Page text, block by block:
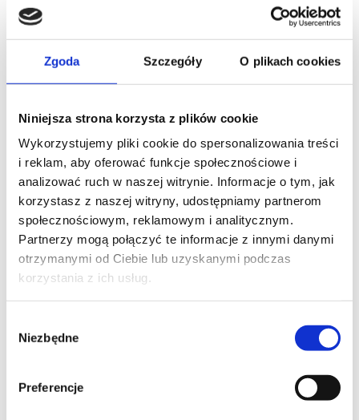
Zgoda Szczegóły O plikach cookies
Niniejsza strona korzysta z plików cookie
Wykorzystujemy pliki cookie do spersonalizowania treści
i reklam, aby oferować funkcje społecznościowe i
analizować ruch w naszej witrynie. Informacje o tym, jak
korzystasz z naszej witryny, udostępniamy partnerom
społecznościowym, reklamowym i analitycznym.
Partnerzy mogą połączyć te informacje z innymi danymi
otrzymanymi od Ciebie lub uzyskanymi podczas
korzystania z ich usług.
zgody
Niezbędne
Preferencje
Zobacz
Podobne produkty